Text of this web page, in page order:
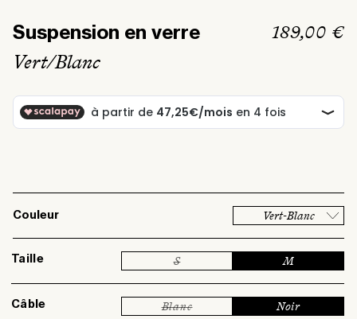
Suspension en verre
Prix
189,00 €
Vert/Blanc
Couleur Vert-Blanc
Taille SVariante
épuisée
ou
indisponible
M
Câble BlancVariante
Noir